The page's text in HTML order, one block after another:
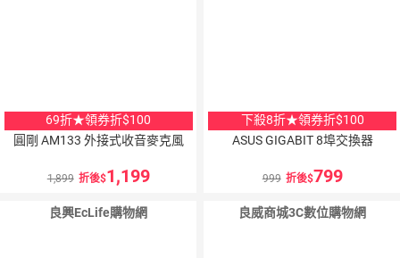
69折★領券折$100
圓剛 AM133 外接式收音麥克風
1,899 折後 1,199
下殺8折★領券折$100
ASUS GIGABIT 8埠交換器
999 折後 799
良興EcLife購物網 良威商城3C數位購物網